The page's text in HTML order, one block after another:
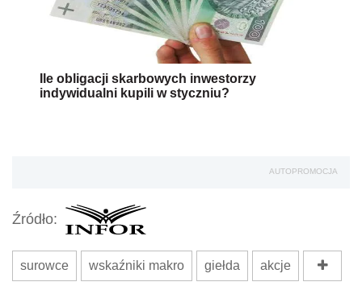
Ile obligacji skarbowych inwestorzy
indywidualni kupili w styczniu?
AUTOPROMOCJA
Źródło:
surowce wskaźniki makro giełda akcje